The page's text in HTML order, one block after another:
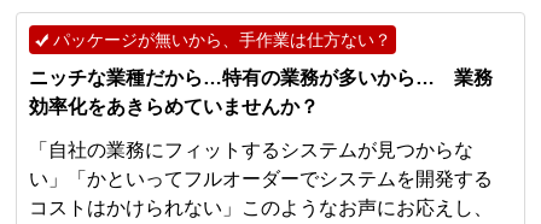
パッケージが無いから、手作業は仕方ない？
ニッチな業種だから…特有の業務が多いから… 業務
効率化をあきらめていませんか？
「自社の業務にフィットするシステムが見つからな
い」「かといってフルオーダーでシステムを開発する
コストはかけられない」このようなお声にお応えし、